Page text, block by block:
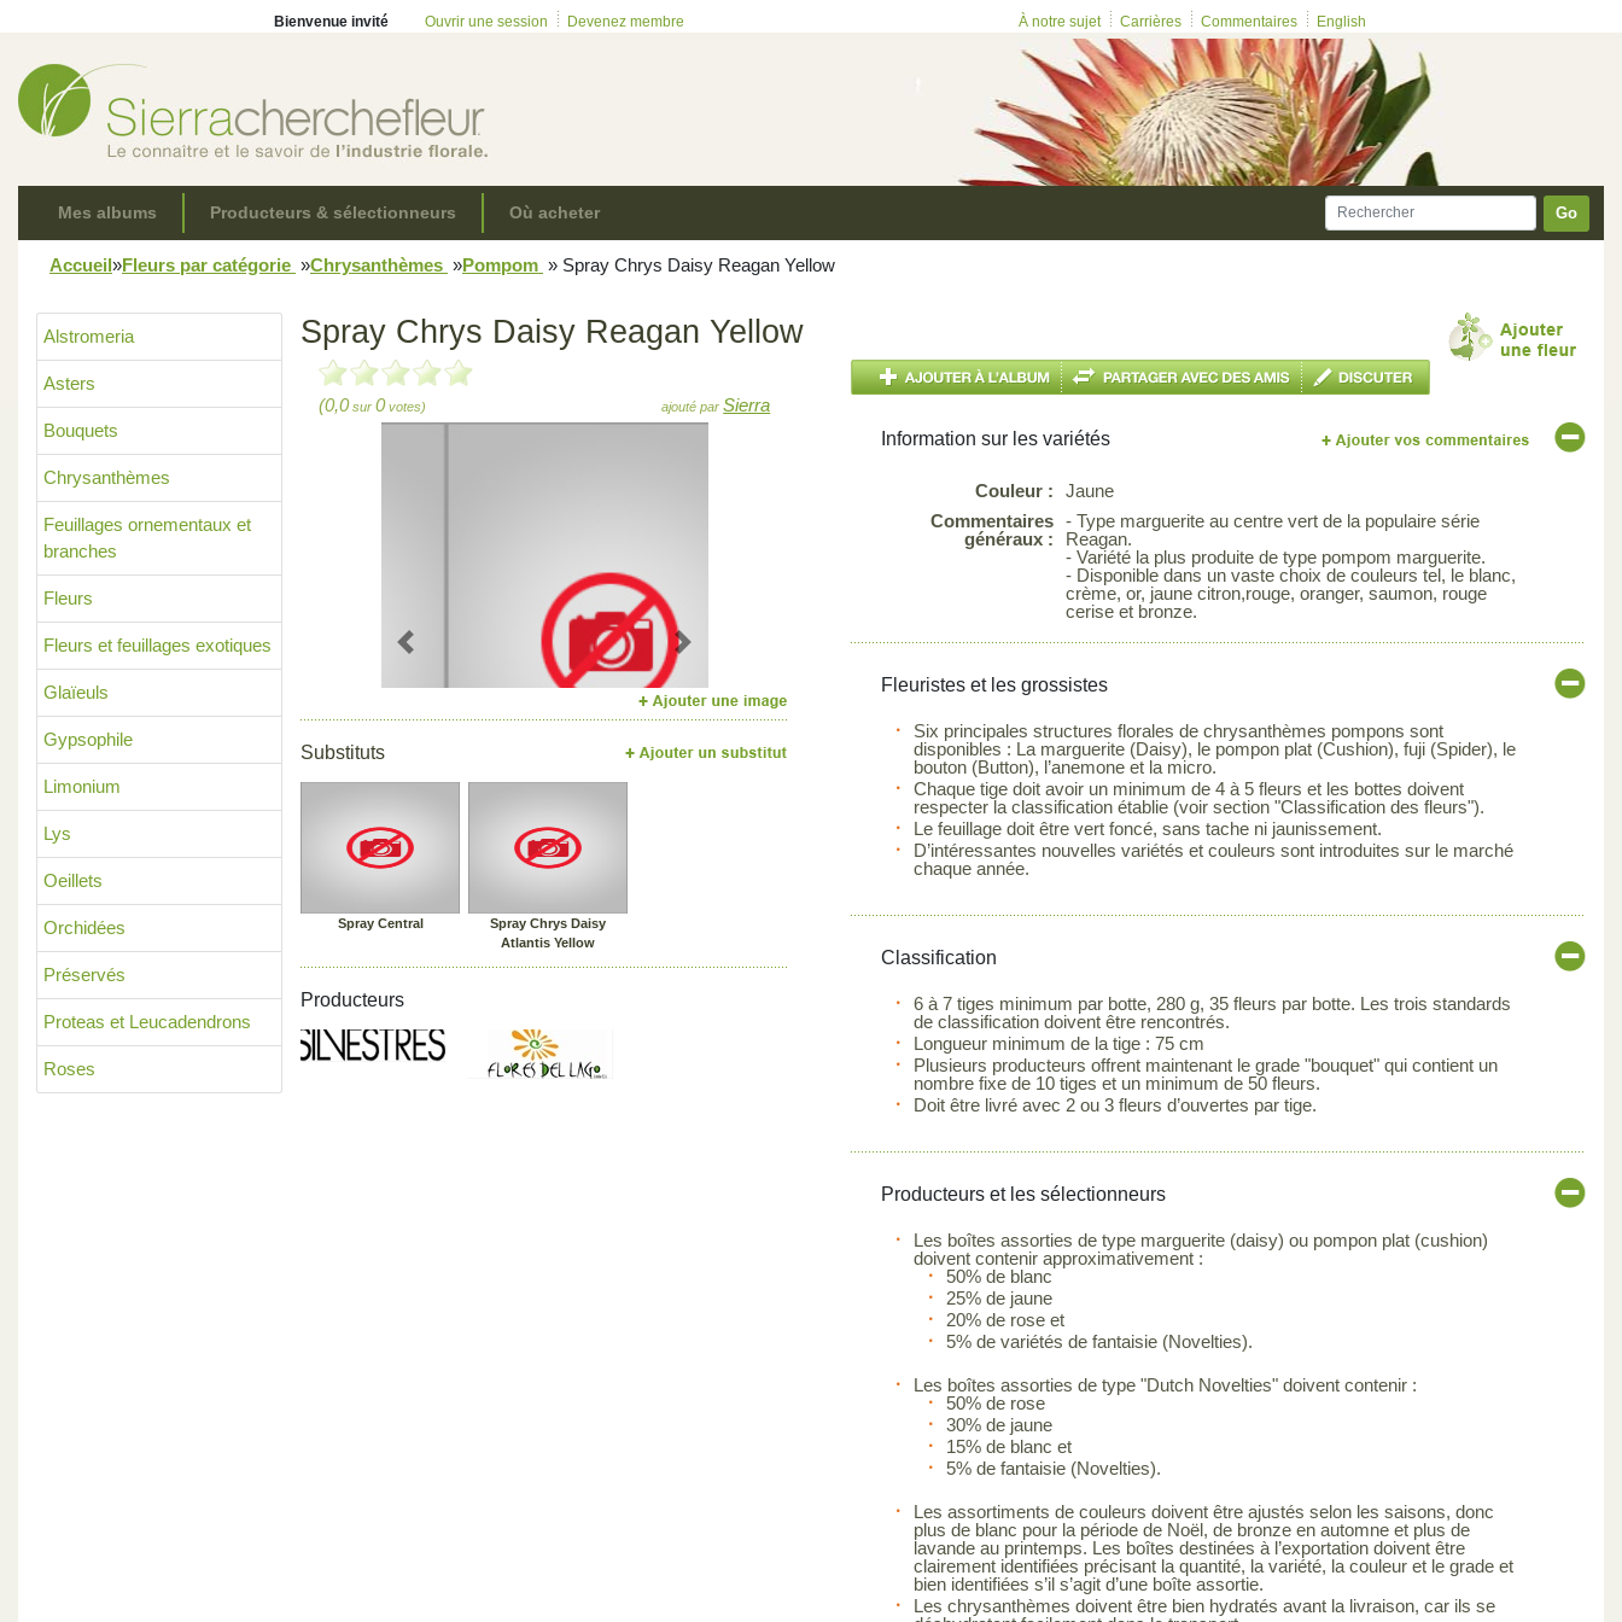
Bienvenue invité Ouvrir une session Devenez membre À notre sujet Carrières Commentaires English
Mes albums Producteurs & sélectionneurs Où acheter Go
Accueil»Fleurs par catégorie »Chrysanthèmes »Pompom » Spray Chrys Daisy Reagan Yellow
Alstromeria
Asters
Bouquets
Chrysanthèmes
Feuillages ornementaux et
branches
Fleurs
Fleurs et feuillages exotiques
Glaïeuls
Gypsophile
Limonium
Lys
Oeillets
Orchidées
Préservés
Proteas et Leucadendrons
Roses
Spray Chrys Daisy Reagan Yellow
(0,0sur 0votes) ajouté parSierra
Previous Next
Substituts
Spray Central
Spray Chrys Daisy
Atlantis Yellow
Producteurs
Information sur les variétés
Couleur :
Jaune
Commentaires
généraux :
- Type marguerite au centre vert de la populaire série
Reagan.
- Variété la plus produite de type pompom marguerite.
- Disponible dans un vaste choix de couleurs tel, le blanc,
crème, or, jaune citron,rouge, oranger, saumon, rouge
cerise et bronze.
Fleuristes et les grossistes
Six principales structures florales de chrysanthèmes pompons sont
disponibles : La marguerite (Daisy), le pompon plat (Cushion), fuji (Spider), le
bouton (Button), l’anemone et la micro.
Chaque tige doit avoir un minimum de 4 à 5 fleurs et les bottes doivent
respecter la classification établie (voir section "Classification des fleurs").
Le feuillage doit être vert foncé, sans tache ni jaunissement.
D’intéressantes nouvelles variétés et couleurs sont introduites sur le marché
chaque année.
Classification
6 à 7 tiges minimum par botte, 280 g, 35 fleurs par botte. Les trois standards
de classification doivent être rencontrés.
Longueur minimum de la tige : 75 cm
Plusieurs producteurs offrent maintenant le grade "bouquet" qui contient un
nombre fixe de 10 tiges et un minimum de 50 fleurs.
Doit être livré avec 2 ou 3 fleurs d’ouvertes par tige.
Producteurs et les sélectionneurs
Les boîtes assorties de type marguerite (daisy) ou pompon plat (cushion)
doivent contenir approximativement :
50% de blanc
25% de jaune
20% de rose et
5% de variétés de fantaisie (Novelties).
Les boîtes assorties de type "Dutch Novelties" doivent contenir :
50% de rose
30% de jaune
15% de blanc et
5% de fantaisie (Novelties).
Les assortiments de couleurs doivent être ajustés selon les saisons, donc
plus de blanc pour la période de Noël, de bronze en automne et plus de
lavande au printemps. Les boîtes destinées à l’exportation doivent être
clairement identifiées précisant la quantité, la variété, la couleur et le grade et
bien identifiées s’il s’agit d’une boîte assortie.
Les chrysanthèmes doivent être bien hydratés avant la livraison, car ils se